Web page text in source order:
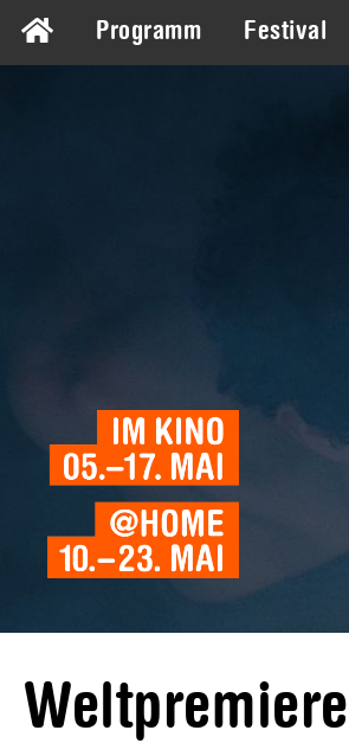
Programm Festival